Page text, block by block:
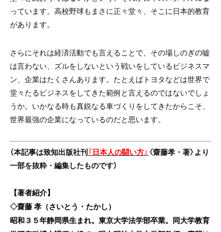
っています。高校野球もまさに正々堂々、そこに日本的教育
があります。
さらにそれは経済活動でも言えることで、その場しのぎの嘘
は言わない、ズルをしないという戦いをしているビジネスマ
ン、企業はたくさんあります。たとえばトヨタなどは世界で
堂々たるビジネスをしてきた範例と言えるのではないでしょ
うか。いかなる時も真鋭なる車づくりをしてきたからこそ、
世界最強の企業になっているのだと思います。
（本記事は致知出版社刊『日本人の闘い方』 〈齋藤孝・著〉より
一部を抜粋・編集したものです）
【著者紹介】
◇齋藤 孝（さいとう・たかし）
昭和３５年静岡県生まれ。東京大学法学部卒業。同大学教育